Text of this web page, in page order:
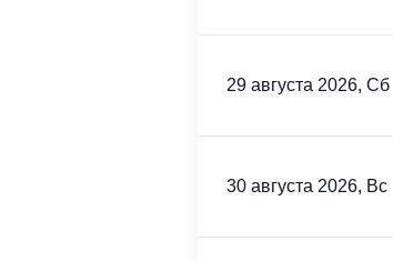
29 августа 2026, Сб
30 августа 2026, Вс